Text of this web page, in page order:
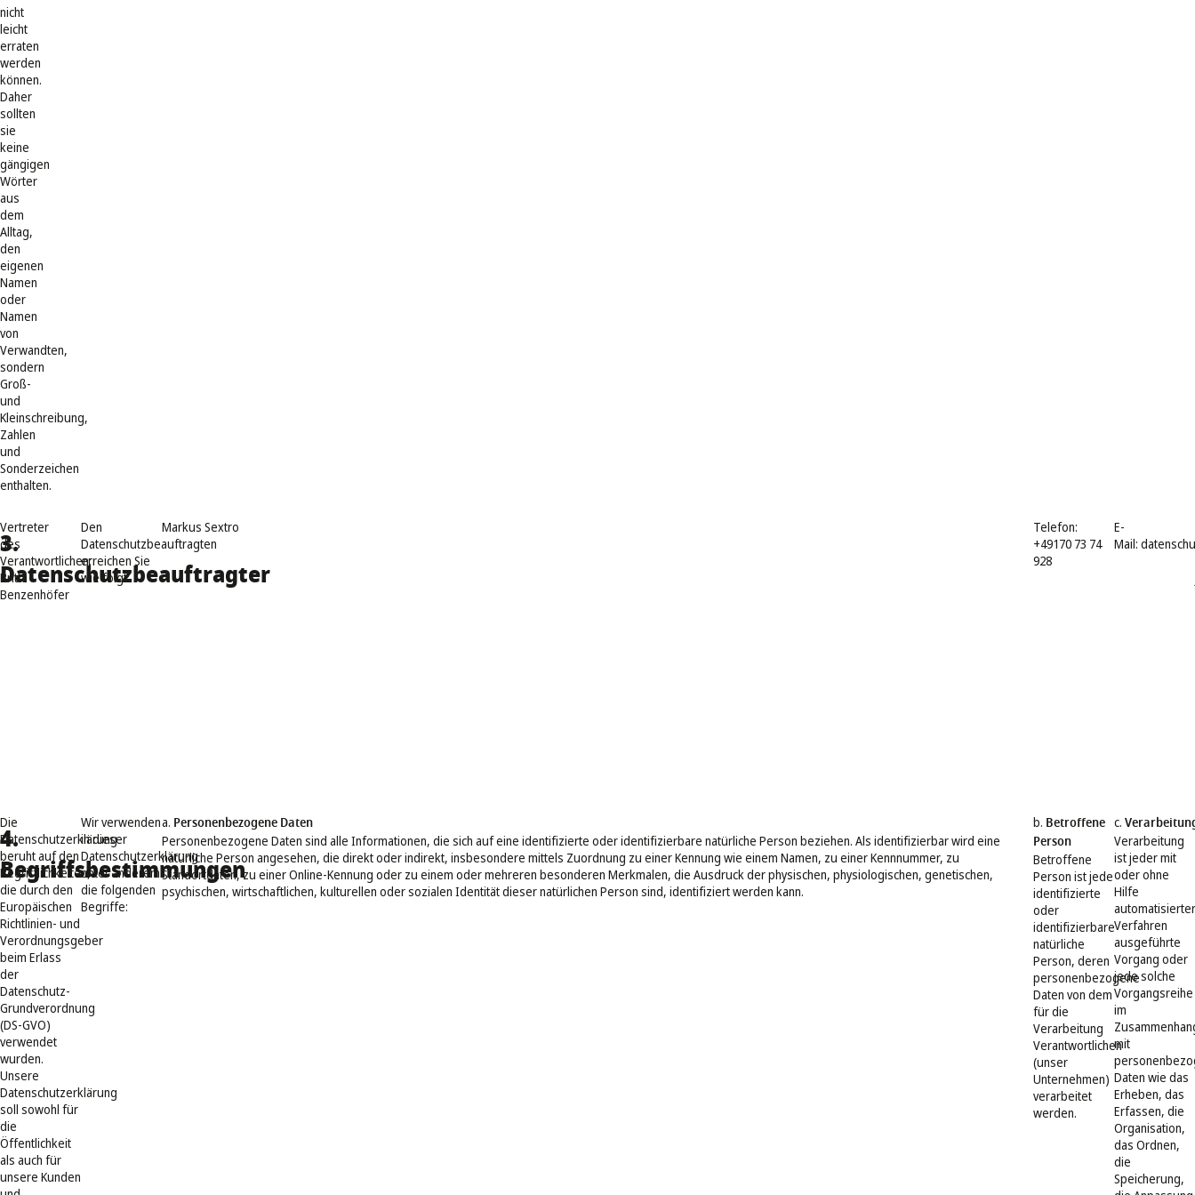
nicht
leicht
erraten
werden
können.
Daher
sollten
sie
keine
gängigen
Wörter
aus
dem
Alltag,
den
eigenen
Namen
oder
Namen
von
Verwandten,
sondern
Groß-
und
Kleinschreibung,
Zahlen
und
Sonderzeichen
enthalten.
Vertreter
des
Verantwortlichen:
Britta
Benzenhöfer
3.
Datenschutzbeauftragter
Den
Datenschutzbeauftragten
erreichen Sie
wie folgt:
Markus Sextro
Telefon:
+49170 73 74
928
E-
Mail:
4.
Begriffsbestimmungen
Die
Datenschutzerklärung
beruht auf den
Begrifflichkeiten,
die durch den
Europäischen
Richtlinien- und
Verordnungsgeber
beim Erlass
der
Datenschutz-
Grundverordnung
(DS-GVO)
verwendet
wurden.
Unsere
Datenschutzerklärung
soll sowohl für
die
Öffentlichkeit
als auch für
unsere Kunden
Wir verwenden
in dieser
Datenschutzerklärung
unter anderem
die folgenden
Begriffe:
a. Personenbezogene Daten
Personenbezogene Daten sind alle Informationen, die sich auf eine identifizierte oder identifizierbare natürliche Person beziehen. Als identifizierbar wird eine
natürliche Person angesehen, die direkt oder indirekt, insbesondere mittels Zuordnung zu einer Kennung wie einem Namen, zu einer Kennnummer, zu
Standortdaten, zu einer Online-Kennung oder zu einem oder mehreren besonderen Merkmalen, die Ausdruck der physischen, physiologischen, genetischen,
psychischen, wirtschaftlichen, kulturellen oder sozialen Identität dieser natürlichen Person sind, identifiziert werden kann.
b. Betroffene
Person
Betroffene
Person ist jede
identifizierte
oder
identifizierbare
natürliche
Person, deren
personenbezogene
Daten von dem
für die
Verarbeitung
Verantwortlichen
(unser
Unternehmen)
verarbeitet
werden.
c.
Verarbeitung
ist jeder mit
oder ohne
Hilfe
automatisierter
Verfahren
ausgeführte
Vorgang oder
jede solche
Vorgangsreihe
im
mit
Daten wie das
Erheben, das
Erfassen, die
Organisation,
das Ordnen,
die
Speicherung,